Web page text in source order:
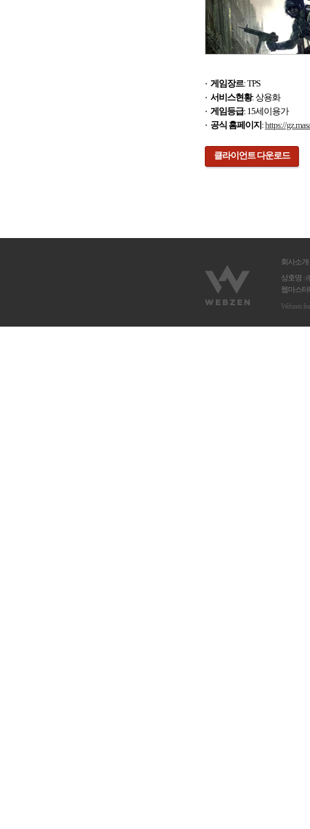
게임장르: TPS
서비스현황: 상용화
게임등급: 15세이용가
공식 홈페이지 :https://
클라이언트 다운로드
회사소개
상호명 :
웹마스
Webzen